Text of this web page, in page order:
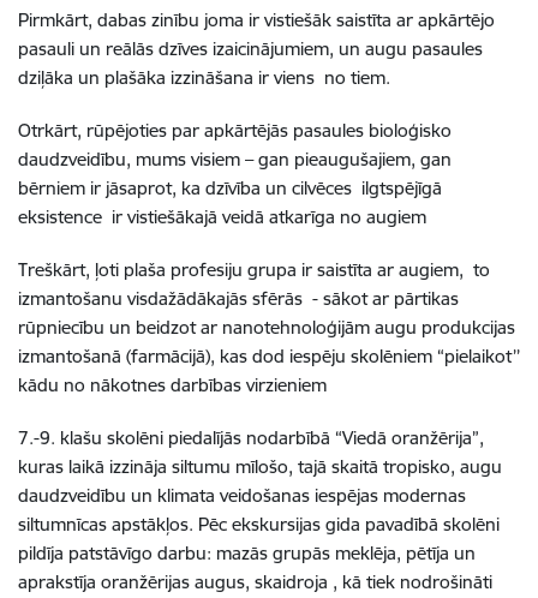
Pirmkārt, dabas zinību joma ir vistiešāk saistīta ar apkārtējo
pasauli un reālās dzīves izaicinājumiem, un augu pasaules
dziļāka un plašāka izzināšana ir viens no tiem.
Otrkārt, rūpējoties par apkārtējās pasaules bioloģisko
daudzveidību, mums visiem – gan pieaugušajiem, gan
bērniem ir jāsaprot, ka dzīvība un cilvēces ilgtspējīgā
eksistence ir vistiešākajā veidā atkarīga no augiem
Treškārt, ļoti plaša profesiju grupa ir saistīta ar augiem, to
izmantošanu visdažādākajās sfērās - sākot ar pārtikas
rūpniecību un beidzot ar nanotehnoloģijām augu produkcijas
izmantošanā (farmācijā), kas dod iespēju skolēniem “pielaikot’’
kādu no nākotnes darbības virzieniem
7.-9. klašu skolēni piedalījās nodarbībā “Viedā oranžērija”,
kuras laikā izzināja siltumu mīlošo, tajā skaitā tropisko, augu
daudzveidību un klimata veidošanas iespējas modernas
siltumnīcas apstākļos. Pēc ekskursijas gida pavadībā skolēni
pildīja patstāvīgo darbu: mazās grupās meklēja, pētīja un
aprakstīja oranžērijas augus, skaidroja , kā tiek nodrošināti